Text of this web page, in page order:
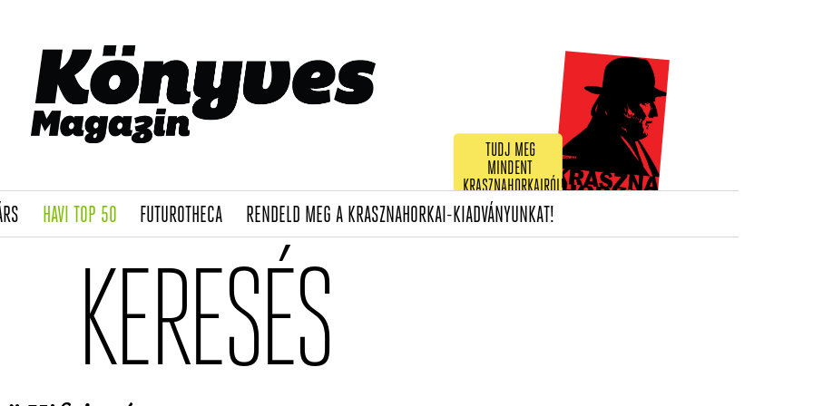
TUDJ MEG
MINDENT
KRASZNAHORKAIRÓL!
(CURRENT)
HAVI TOP 50(CURRENT)
FUTUROTHECA(CURRENT)
RENDELD MEG A KRASZNAHORKAI-KIADVÁNYUNKAT!(CURRENT)
KERESÉS